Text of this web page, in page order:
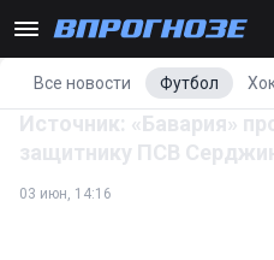
Все новости Футбол
Источник: «Бавария»
защитнику ПСВ
03 июн, 14:16